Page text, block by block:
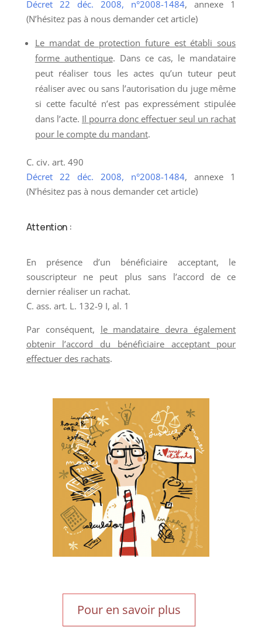
Décret 22 déc. 2008, n°2008-1484, annexe 1
(N’hésitez pas à nous demander cet article)
Le mandat de protection future est établi sous
forme authentique. Dans ce cas, le mandataire
peut réaliser tous les actes qu’un tuteur peut
réaliser avec ou sans l’autorisation du juge même
si cette faculté n’est pas expressément stipulée
dans l’acte. Il pourra donc effectuer seul un rachat
pour le compte du mandant.
C. civ. art. 490
Décret 22 déc. 2008, n°2008-1484, annexe 1
(N’hésitez pas à nous demander cet article)
Attention :
En présence d’un bénéficiaire acceptant, le
souscripteur ne peut plus sans l’accord de ce
dernier réaliser un rachat.
C. ass. art. L. 132-9 I, al. 1
Par conséquent, le mandataire devra également
obtenir l’accord du bénéficiaire acceptant pour
effectuer des rachats.
Pour en savoir plus